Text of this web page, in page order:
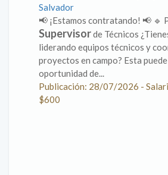
Salvador
📢 ¡Estamos contratando! 📢 🔹
Supervisorde Técnicos
liderando equipos técnicos y
proyectos en campo? Esta
oportunidad de...
Publicación: 28/07/2026 -
$600